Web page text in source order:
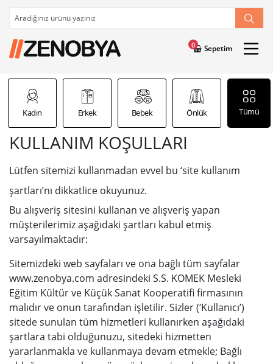
Sepetim
0
Kadın Erkek Bebek Önlük Şal
Tümü
KULLANIM KOŞULLARI
Lütfen sitemizi kullanmadan evvel bu ‘site kullanım
şartları’nı dikkatlice okuyunuz.
Bu alışveriş sitesini kullanan ve alışveriş yapan
müşterilerimiz aşağıdaki şartları kabul etmiş
varsayılmaktadır:
Sitemizdeki web sayfaları ve ona bağlı tüm sayfalar
www.zenobya.com adresindeki S.S. KOMEK Mesleki
Eğitim Kültür ve Küçük Sanat Kooperatifi firmasının
malıdır ve onun tarafından işletilir. Sizler (‘Kullanıcı’)
sitede sunulan tüm hizmetleri kullanırken aşağıdaki
şartlara tabi olduğunuzu, sitedeki hizmetten
yararlanmakla ve kullanmaya devam etmekle; Bağlı